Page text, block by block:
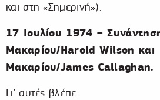
και στη «Σημερινή»).
17 Ιουλίου 1974 –
Μακαρίου/Harold Wilson και
Μακαρίου/James Callaghan.
Γι’ αυτές βλέπε: